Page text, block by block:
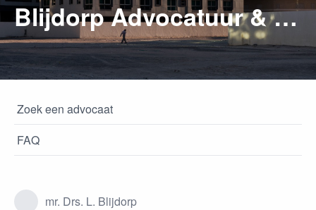
Blijdorp Advocatuur & Mediation
Zoek een advocaat
FAQ
mr. Drs. L. Blijdorp